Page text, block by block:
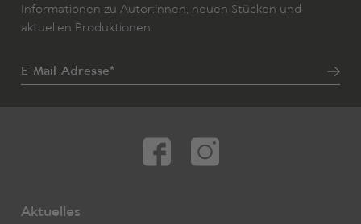
Informationen zu Autor:innen, neuen Stücken und
aktuellen Produktionen.
E-Mail-Adresse*
Aktuelles